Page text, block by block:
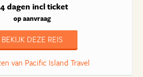
dagen incl ticket
op aanvraag
BEKIJK DEZE REIS
van Pacific Island Travel